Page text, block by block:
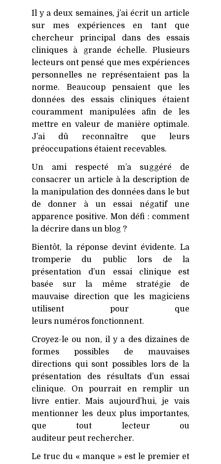
Il y a deux semaines, j’ai écrit un article
sur mes expériences en tant que
chercheur principal dans des essais
cliniques à grande échelle. Plusieurs
lecteurs ont pensé que mes expériences
personnelles ne représentaient pas la
norme. Beaucoup pensaient que les
données des essais cliniques étaient
couramment manipulées afin de les
mettre en valeur de manière optimale.
J’ai dû reconnaître que leurs
préoccupations étaient recevables.
Un ami respecté m’a suggéré de
consacrer un article à la description de
la manipulation des données dans le but
de donner à un essai négatif une
apparence positive. Mon défi : comment
la décrire dans un blog ?
Bientôt, la réponse devint évidente. La
tromperie du public lors de la
présentation d’un essai clinique est
basée sur la même stratégie de
mauvaise direction que les magiciens
utilisent pour que
leurs numéros fonctionnent.
Croyez-le ou non, il y a des dizaines de
formes possibles de mauvaises
directions qui sont possibles lors de la
présentation des résultats d’un essai
clinique. On pourrait en remplir un
livre entier. Mais aujourd’hui, je vais
mentionner les deux plus importantes,
que tout lecteur ou
auditeur peut rechercher.
Le truc du « manque » est le premier et